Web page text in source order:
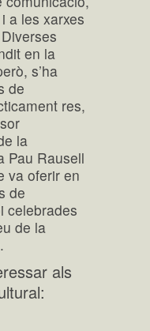
a les xarxes
en la
s’ha
de
res,
la
Pau Rausell
va oferir en
de
celebrades
de la
als